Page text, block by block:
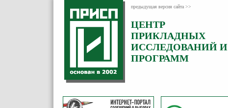
предыдущая версия сайта >>
ЦЕНТР
ПРИКЛАДНЫХ
ИССЛЕДОВАНИЙ И
ПРОГРАММ